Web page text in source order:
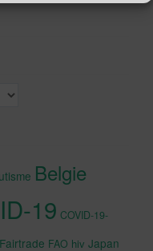
te
Belgie
19 COVID-19-
Fairtrade FAO hiv Japan